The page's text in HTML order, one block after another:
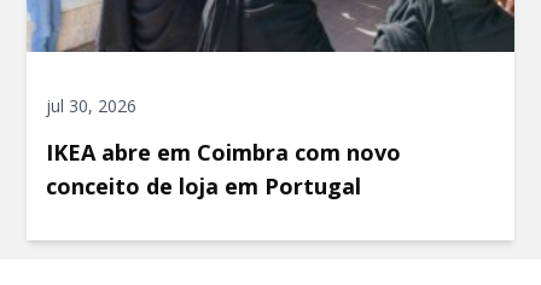
jul 30, 2026
IKEA abre em Coimbra com novo
conceito de loja em Portugal